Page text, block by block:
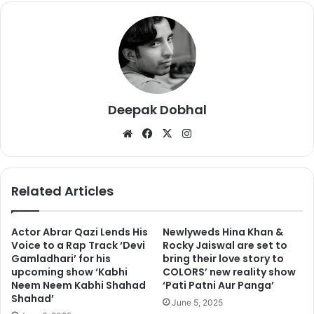
देश और परिवार की सुरक्षा के लिए कमांडर ने ऐसा किया । वहीं भारतीय मीडिया ने
अभिनंदन के घर, परिवार, पिता और पत्नी के बारे में एक-एक डिटेल निकाल दी ।
साथ ही इस जानकारी को टेलीकास्ट भी कर दिया । इस बात को लेकर हिना खान
Deepak Dobhal
We
te
Fa
bo
X
ra
Related Articles
Actor Abrar Qazi Lends His
Voice to a Rap Track ‘Devi
Gamladhari’ for his
upcoming show ‘Kabhi
Neem Neem Kabhi Shahad
Shahad’
Newlyweds Hina Khan &
Rocky Jaiswal are set to
bring their love story to
COLORS’ new reality show
‘Pati Patni Aur Panga’
June 5, 2025